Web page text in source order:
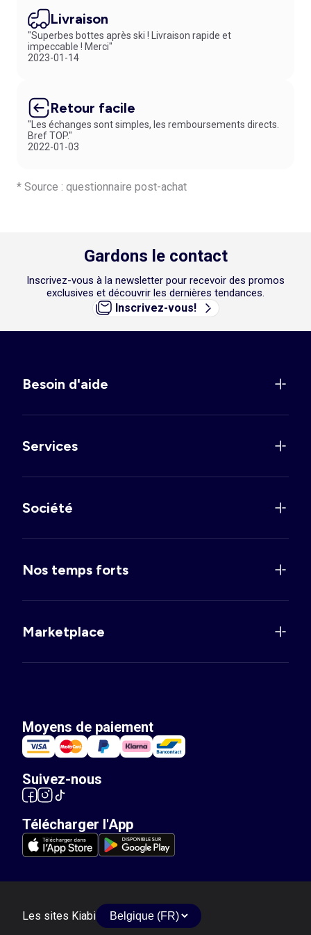
de beaux rêves.
Idée 3 : alliez un bandeau peau à peau avec un
affronter le froid.
Livraison
"Superbes bottes après ski ! Livraison rapide et
impeccable ! Merci"
2023-01-14
Retour facile
"Les échanges sont simples, les remboursements directs.
Bref TOP."
2022-01-03
* Source : questionnaire post-achat
Gardons le contact
Inscrivez-vous à la newsletter pour recevoir des promos
exclusives et découvrir les dernières tendances.
Inscrivez-vous!
Besoin d'aide
Services
Société
Nos temps forts
Marketplace
Moyens de paiement
Suivez-nous
Télécharger l'App
Les sites Kiabi